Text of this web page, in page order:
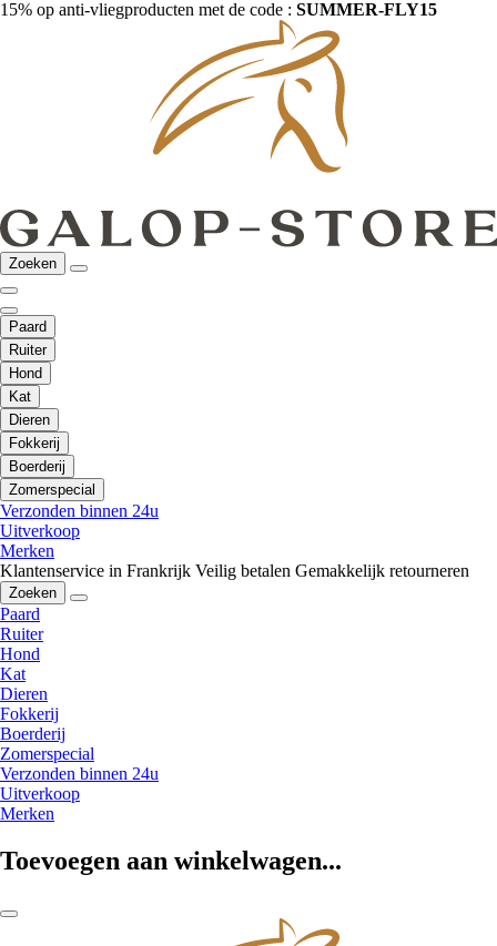
15% op anti-vliegproducten met de code : SUMMER-FLY15
Zoeken
Paard
Ruiter
Hond
Kat
Dieren
Fokkerij
Boerderij
Zomerspecial
Verzonden binnen 24u
Uitverkoop
Merken
Klantenservice in Frankrijk Veilig betalen Gemakkelijk retourneren
Zoeken
Paard
Ruiter
Hond
Kat
Dieren
Fokkerij
Boerderij
Zomerspecial
Verzonden binnen 24u
Uitverkoop
Merken
Toevoegen aan winkelwagen...